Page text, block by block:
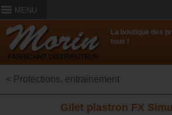
MENU
La boutique des
tous !
< Protections, entrainement
Gilet plastron FX